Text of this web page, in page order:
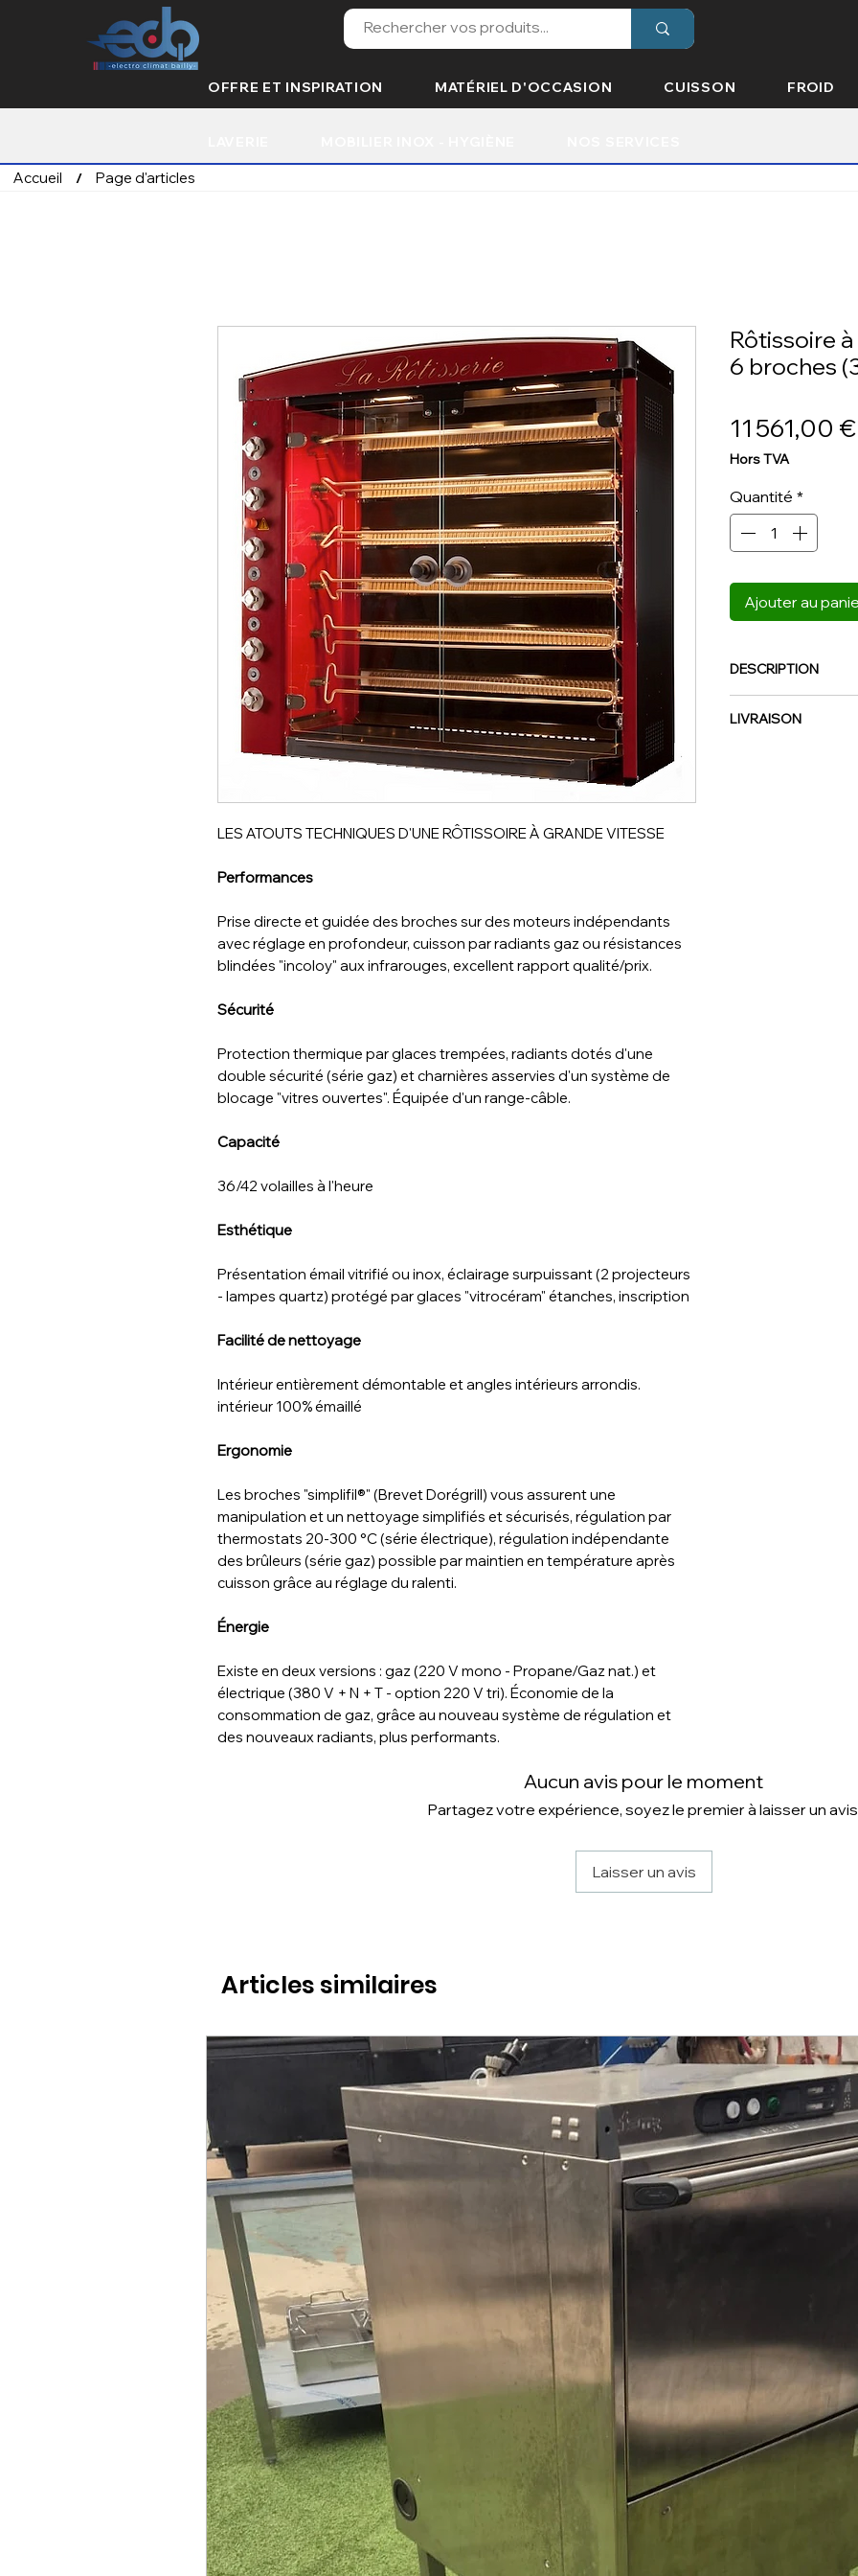
OFFRE ET INSPIRATION MATÉRIEL D'OCCASION CUISSON FROID
Accueil / Page d'articles
LES ATOUTS TECHNIQUES D'UNE RÔTISSOIRE À GRANDE VITESSE
Performances
Prise directe et guidée des broches sur des moteurs indépendants
avec réglage en profondeur, cuisson par radiants gaz ou résistances
blindées "incoloy" aux infrarouges, excellent rapport qualité/prix.
Sécurité
Protection thermique par glaces trempées, radiants dotés d'une
double sécurité (série gaz) et charnières asservies d'un système de
blocage "vitres ouvertes". Équipée d'un range-câble.
Capacité
36/42 volailles à l'heure
Esthétique
Présentation émail vitrifié ou inox, éclairage surpuissant (2 projecteurs
- lampes quartz) protégé par glaces "vitrocéram" étanches, inscription
Facilité de nettoyage
Intérieur entièrement démontable et angles intérieurs arrondis.
intérieur 100% émaillé
Ergonomie
Les broches "simplifil®" (Brevet Dorégrill) vous assurent une
manipulation et un nettoyage simplifiés et sécurisés, régulation par
thermostats 20-300 °C (série électrique), régulation indépendante
des brûleurs (série gaz) possible par maintien en température après
cuisson grâce au réglage du ralenti.
Énergie
Existe en deux versions : gaz (220 V mono - Propane/Gaz nat.) et
électrique (380 V + N + T - option 220 V tri). Économie de la
consommation de gaz, grâce au nouveau système de régulation et
des nouveaux radiants, plus performants.
Rôtissoire
6 broches
11 561,00 €
Hors TVA
Quantité *
Ajouter au
DESCRIPTION
Nombre de
LIVRAISON
Aucun avis pour le moment
Partagez votre expérience, soyez le premier à laisser un
Laisser un avis
Articles similaires